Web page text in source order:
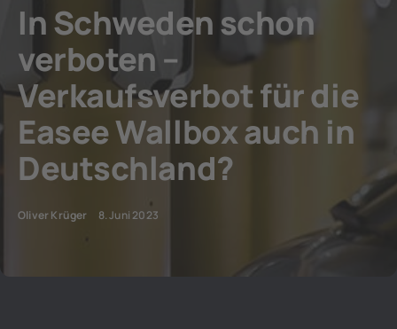
In Schweden schon
verboten –
Verkaufsverbot für die
Easee Wallbox auch in
Deutschland?
Oliver Krüger 8. Juni 2023